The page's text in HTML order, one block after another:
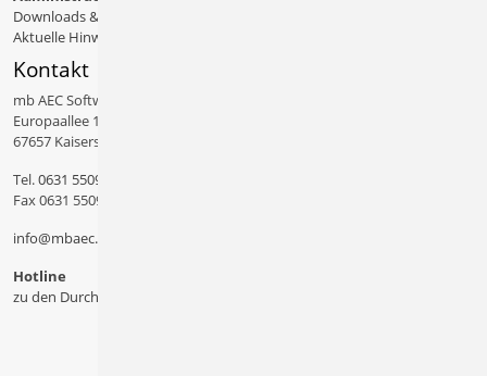
Downloads & Patches
Aktuelle Hinweise
Kontakt
mb AEC Software GmbH
Europaallee 14
67657 Kaiserslautern
Tel.0631 550999 11
Fax 0631 550999 20
info@mbaec.de
Hotline
zu den Durchwahlen